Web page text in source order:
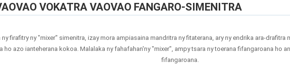
VOKATRA VAOVAO FANGARO-SIMENITRA
firafitry ny "mixer" simenitra, izay mora ampiasaina mandritra ny fitaterana, ary ny endrika ara-
ho azo ianteherana kokoa. Malalaka ny fahafahan'ny "mixer", ampy tsara ny toerana fifangaroana ho
fifangaroana.